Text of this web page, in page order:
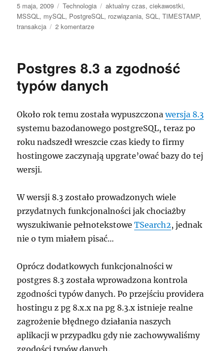
Data
publikacji
5 maja, 2009 Kategorie
Technologia Tagi
aktualny czas,ciekawostki,
MSSQL, mySQL, PostgreSQL, rozwiązania,SQL,TIMESTAMP,
transakcja
2 komentarzedo
transakcja
PostgreSQL
Postgres 8.3 a zgodność
typów danych
Około rok temu została wypuszczonawersja 8.3
systemu bazodanowego postgreSQL, teraz po
roku nadszedł wreszcie czas kiedy to firmy
hostingowe zaczynają upgrate’ować bazy do tej
wersji.
W wersji 8.3 zostało prowadzonych wiele
przydatnych funkcjonalności jak chociażby
wyszukiwanie pełnotekstoweTSearch2, jednak
nie o tym miałem pisać…
Oprócz dodatkowych funkcjonalności w
postgres 8.3 została wprowadzona kontrola
zgodności typów danych. Po przejściu providera
hostingu z pg 8.x.x na pg 8.3.x istnieje realne
zagrożenie błędnego działania naszych
aplikacji w przypadku gdy nie zachowywaliśmy
zgodości typów danych.